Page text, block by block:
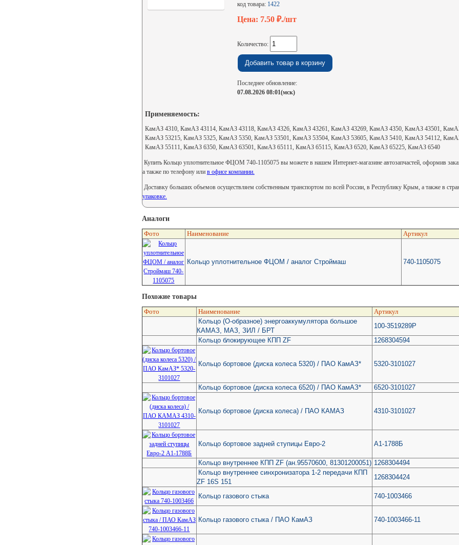
код товара: 1422
Цена: 7.50 ₽./шт
Количество:
Последнее обновление:
07.08.2026 08:01(мск)
Применяемость:
КамАЗ 4310, КамАЗ 43114, КамАЗ 43118, КамАЗ 4326, КамАЗ 43261, КамАЗ 43269, КамАЗ 4350, КамАЗ 43501,
КамАЗ 53215, КамАЗ 5325, КамАЗ 5350, КамАЗ 53501, КамАЗ 53504, КамАЗ 53605, КамАЗ 5410, КамАЗ 54112,
КамАЗ 55111, КамАЗ 6350, КамАЗ 63501, КамАЗ 65111, КамАЗ 65115, КамАЗ 6520, КамАЗ 65225, КамАЗ 6540
Купить Кольцо уплотнительное ФЦОМ 740-1105075 вы можете в нашем Интернет-магазине автозапчастей, оформив
а также по телефону или в офисе компании.
Доставку больших объемов осуществляем собственным транспортом по всей России, в Республику Крым, а также в
упаковке.
Аналоги
Фото Наименование Артикул
Кольцо уплотнительное ФЦОМ / аналог Строймаш 740-1105075
Похожие товары
Фото Наименование Артикул
Кольцо (О-образное) энергоаккумулятора большое
КАМАЗ, МАЗ, ЗИЛ / БРТ
100-3519289Р
Кольцо блокирующее КПП ZF
1268304594
Кольцо бортовое (диска колеса 5320) / ПАО КамАЗ* 5320-3101027
Кольцо бортовое (диска колеса 6520) / ПАО КамАЗ* 6520-3101027
Кольцо бортовое (диска колеса) / ПАО КАМАЗ 4310-3101027
Кольцо бортовое задней ступицы Евро-2 А1-1788Б
Кольцо внутреннее КПП ZF (ан.95570600, 81301200051) 1268304494
Кольцо внутреннее синхронизатора 1-2 передачи КПП
ZF 16S 151
1268304424
Кольцо газового стыка 740-1003466
Кольцо газового стыка / ПАО КамАЗ 740-1003466-11